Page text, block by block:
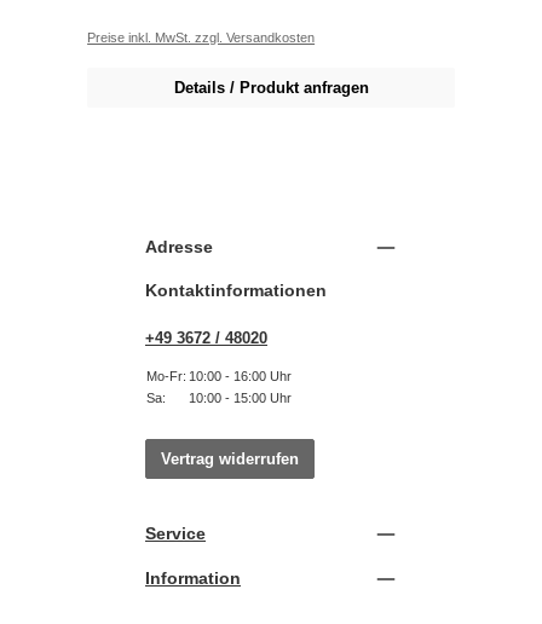
Preise inkl. MwSt. zzgl. Versandkosten
Details / Produkt anfragen
Adresse
Kontaktinformationen
+49 3672 / 48020
Mo-Fr: 10:00 - 16:00 Uhr
Sa:
10:00 - 15:00 Uhr
Vertrag widerrufen
Service
Information